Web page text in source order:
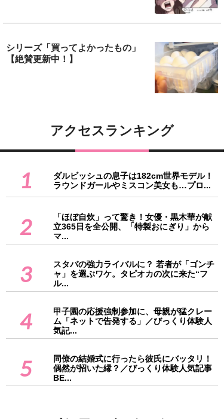
シリーズ「買ってよかったもの」
【絶賛更新中！】
アクセスランキング
1
ダルビッシュの息子は182cm世界モデル！
ラウンドガールやミスコン美女も…プロ...
2
「ほぼ自炊」って驚き！女優・黒木華が献
立365日を全公開、「特製おにぎり」から
マ...
3
スタバの強力ライバルに？ 若者が「ゴンチ
ャ」を選ぶワケ。タピオカの次に来た“フ
ル...
4
甲子園の応援強制参加に、母親が猛クレー
ム「ネットで告発する」／びっくり体験人
気記...
5
同僚の結婚式に行ったら彼氏にバッタリ！
偶然が招いた縁？／びっくり体験人気記事
BE...